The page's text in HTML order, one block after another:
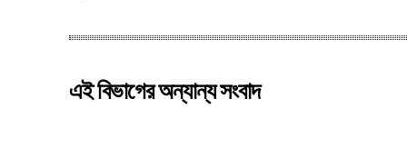
এই বিভাগের অন্যান্য সংবাদ